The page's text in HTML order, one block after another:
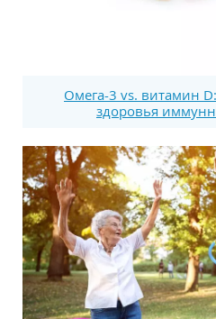
Омега-3 vs. витамин
здоровья